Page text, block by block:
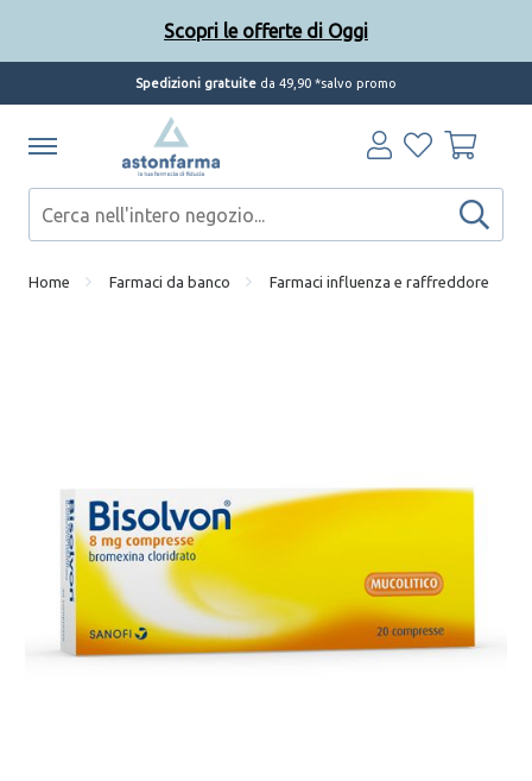
Spedizioni gratuite da 49,90 *salvo promo
Home Farmaci da banco Farmaci influenza e raffreddore
Scopri le offerte di Oggi